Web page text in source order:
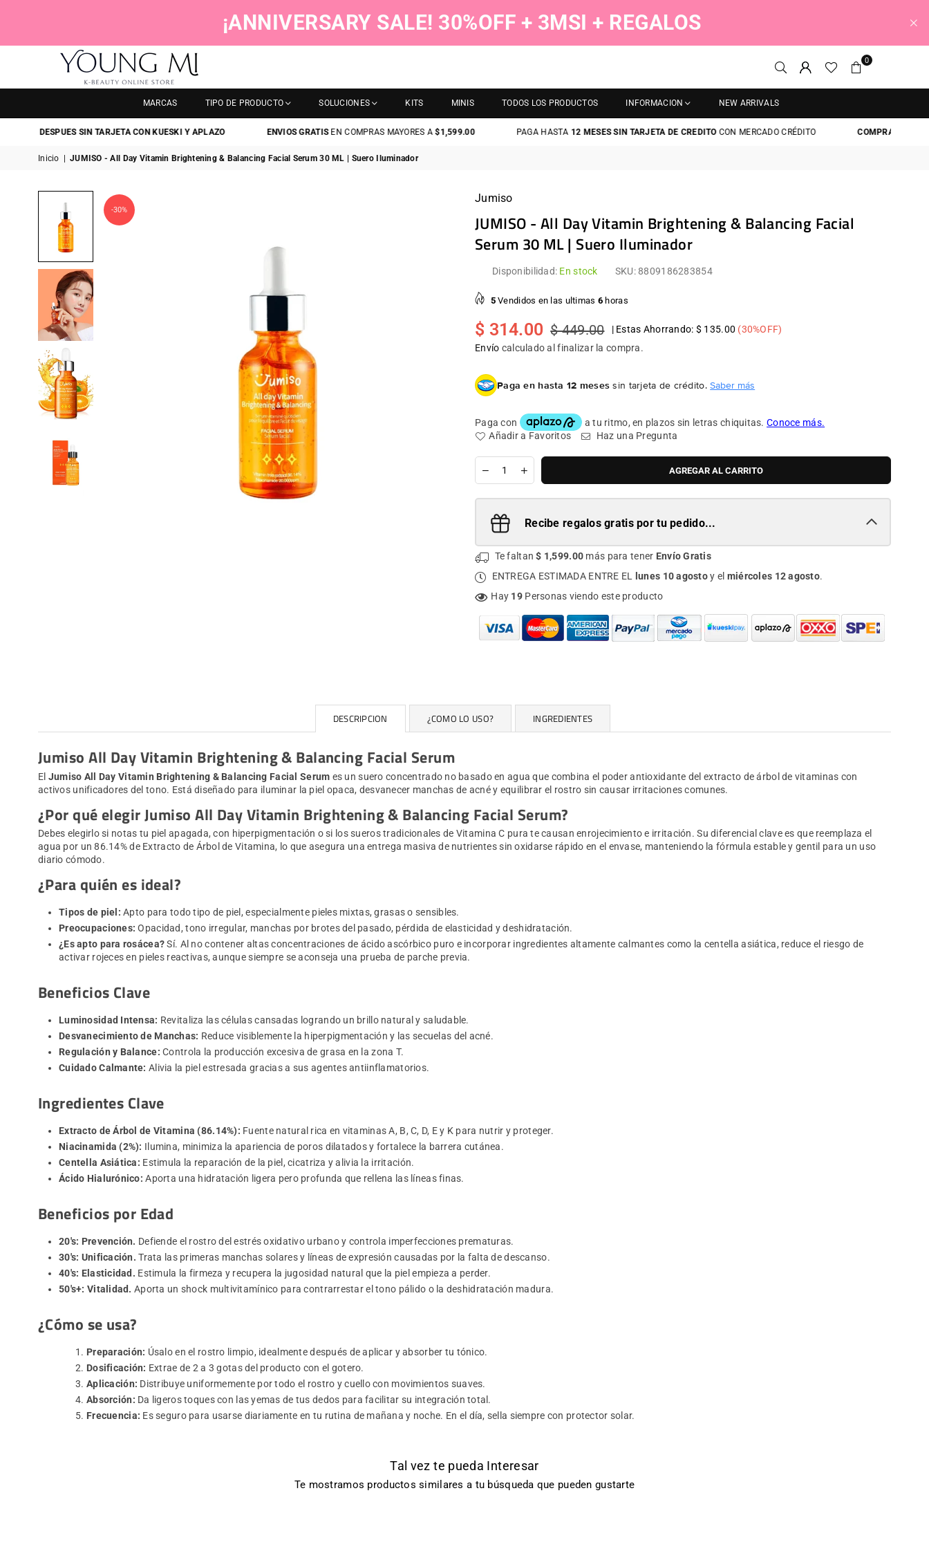
¡ANNIVERSARY SALE! 30%OFF + 3MSI + REGALOS
0
MARCAS TIPO DE PRODUCTO SOLUCIONES KITS MINIS TODOS LOS PRODUCTOS INFORMACION NEW ARRIVALS
DESPUES SIN TARJETA CON KUESKI Y APLAZO ENVIOS GRATISEN COMPRAS MAYORES A$1,599.00 PAGA HASTA12 MESES SIN TARJETA DE CREDITOCON MERCADO CRÉDITO COMPRA AHORA Y
Inicio JUMISO - All Day Vitamin Brightening & Balancing Facial Serum 30 ML | Suero Iluminador
-30%
Jumiso
JUMISO - All Day Vitamin Brightening & Balancing Facial
Serum 30 ML | Suero Iluminador
Disponibilidad: En stock SKU:8809186283854
5Vendidos en las ultimas 6 horas
Precio
habitual
$ 314.00 $ 449.00 | Estas Ahorrando: $ 135.00 (30%OFF)
Envío calculado al finalizar la compra.
Paga en hasta 12 meses sin tarjeta de crédito.Saber más
Añadir a Favoritos Haz una Pregunta
Cantidad
AGREGAR AL CARRITO
Recibe regalos gratis por tu pedido...
Te faltan$ 1,599.00 más para tener Envío Gratis
ENTREGA ESTIMADA ENTRE EL
lunes 10 agostoy el miércoles 12 agosto.
Hay 19Personas viendo este producto
DESCRIPCION ¿COMO LO USO? INGREDIENTES
Jumiso All Day Vitamin Brightening & Balancing Facial Serum
El Jumiso All Day Vitamin Brightening & Balancing Facial Serum es un suero concentrado no basado en agua que combina el poder antioxidante del extracto de árbol de vitaminas con
activos unificadores del tono. Está diseñado para iluminar la piel opaca, desvanecer manchas de acné y equilibrar el rostro sin causar irritaciones comunes.
¿Por qué elegir Jumiso All Day Vitamin Brightening & Balancing Facial Serum?
Debes elegirlo si notas tu piel apagada, con hiperpigmentación o si los sueros tradicionales de Vitamina C pura te causan enrojecimiento e irritación. Su diferencial clave es que reemplaza el
agua por un 86.14% de Extracto de Árbol de Vitamina, lo que asegura una entrega masiva de nutrientes sin oxidarse rápido en el envase, manteniendo la fórmula estable y gentil para un uso
diario cómodo.
¿Para quién es ideal?
Tipos de piel: Apto para todo tipo de piel, especialmente pieles mixtas, grasas o sensibles.
Preocupaciones: Opacidad, tono irregular, manchas por brotes del pasado, pérdida de elasticidad y deshidratación.
¿Es apto para rosácea?Sí. Al no contener altas concentraciones de ácido ascórbico puro e incorporar ingredientes altamente calmantes como la centella asiática, reduce el riesgo de
activar rojeces en pieles reactivas, aunque siempre se aconseja una prueba de parche previa.
Beneficios Clave
Luminosidad Intensa: Revitaliza las células cansadas logrando un brillo natural y saludable.
Desvanecimiento de Manchas: Reduce visiblemente la hiperpigmentación y las secuelas del acné.
Regulación y Balance: Controla la producción excesiva de grasa en la zona T.
Cuidado Calmante: Alivia la piel estresada gracias a sus agentes antiinflamatorios.
Ingredientes Clave
Extracto de Árbol de Vitamina (86.14%): Fuente natural rica en vitaminas A, B, C, D, E y K para nutrir y proteger.
Niacinamida (2%): Ilumina, minimiza la apariencia de poros dilatados y fortalece la barrera cutánea.
Centella Asiática: Estimula la reparación de la piel, cicatriza y alivia la irritación.
Ácido Hialurónico: Aporta una hidratación ligera pero profunda que rellena las líneas finas.
Beneficios por Edad
20's: Prevención. Defiende el rostro del estrés oxidativo urbano y controla imperfecciones prematuras.
30's: Unificación. Trata las primeras manchas solares y líneas de expresión causadas por la falta de descanso.
40's: Elasticidad. Estimula la firmeza y recupera la jugosidad natural que la piel empieza a perder.
50's+: Vitalidad. Aporta un shock multivitamínico para contrarrestar el tono pálido o la deshidratación madura.
¿Cómo se usa?
Preparación: Úsalo en el rostro limpio, idealmente después de aplicar y absorber tu tónico.
Dosificación: Extrae de 2 a 3 gotas del producto con el gotero.
Aplicación: Distribuye uniformemente por todo el rostro y cuello con movimientos suaves.
Absorción: Da ligeros toques con las yemas de tus dedos para facilitar su integración total.
Frecuencia: Es seguro para usarse diariamente en tu rutina de mañana y noche. En el día, sella siempre con protector solar.
Tal vez te pueda Interesar
Te mostramos productos similares a tu búsqueda que pueden gustarte